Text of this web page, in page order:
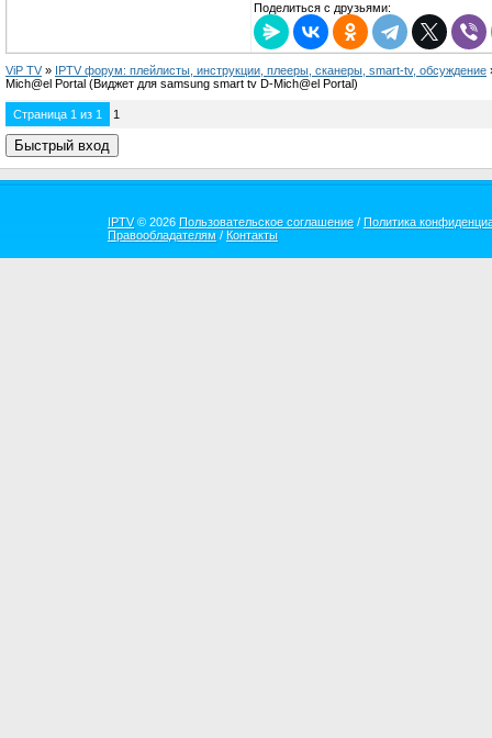
Поделиться с друзьями:
ViP TV » IPTV форум: плейлисты, инструкции, плееры, сканеры, smart-tv, обсуждение
Mich@el Portal (Виджет для samsung smart tv D-Mich@el Portal)
Страница 1 из 1 1
IPTV© 2026 Пользовательское соглашение / Политика
Правообладателям / Контакты